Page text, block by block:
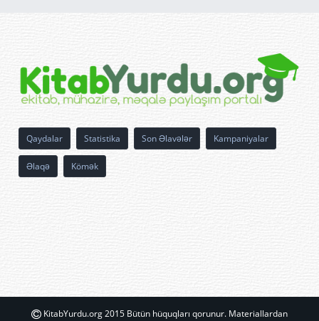
Qaydalar Statistika Son Əlavələr Kampaniyalar
Əlaqə Kömək
KitabYurdu.org 2015 Bütün hüquqları qorunur. Materiallardan